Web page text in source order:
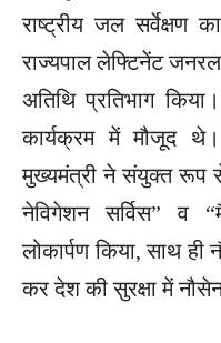
राष्ट्रीय जल सर्वेक्षण
राज्यपाल लेफ्टिनेंट
अतिथि प्रतिभाग
कार्यक्रम में मौजूद
मुख्यमंत्री ने संयुक्त रूप से
नेविगेशन सर्विस” व
लोकार्पण किया, साथ ही
कर देश की सुरक्षा में